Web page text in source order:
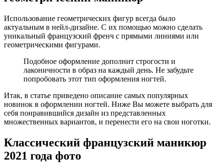
Использование геометрических фигур всегда было
актуальным в нейл-дизайне. С их помощью можно сделать
уникальный французский френч с прямыми линиями или
геометрическими фигурами.
Подобное оформление дополнит строгости и
лаконичности в образ на каждый день. Не забудьте
попробовать этот тип оформления ногтей.
Итак, в статье приведено описание самых популярных
новинок в оформлении ногтей. Ниже Вы можете выбрать для
себя понравившийся дизайн из представленных
множественных вариантов, и перенести его на свои ноготки.
Классический французский маникюр
2021 года фото